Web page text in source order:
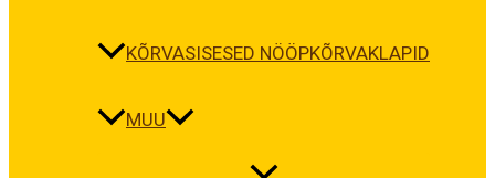
KÕRVASISESED NÖÖPKÕRVAKLAPID
MUU